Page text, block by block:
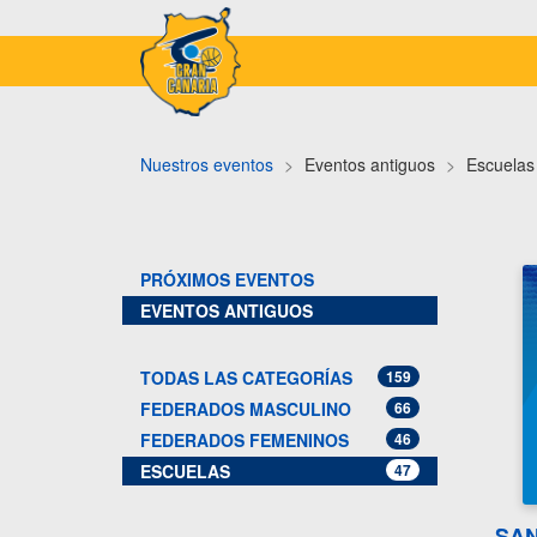
Nuestros eventos Eventos antiguos Escuelas
PRÓXIMOS EVENTOS
EVENTOS ANTIGUOS
TODAS LAS CATEGORÍAS 159
FEDERADOS MASCULINO 66
FEDERADOS FEMENINOS 46
ESCUELAS 47